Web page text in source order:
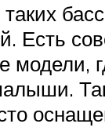
Есть
модели,